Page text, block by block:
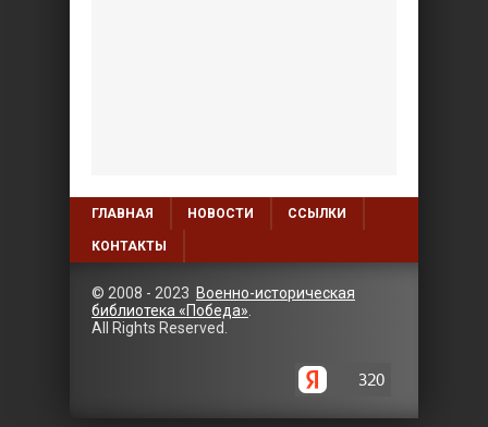
ГЛАВНАЯ НОВОСТИ ССЫЛКИ
КОНТАКТЫ
© 2008 - 2023 Военно-историческая
библиотека «Победа»
All Rights Reserved.